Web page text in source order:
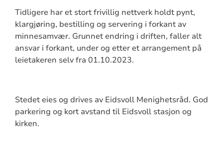
Tidligere har et stort frivillig nettverk holdt pynt,
klargjøring, bestilling og servering i forkant av
minnesamvær. Grunnet endring i driften, faller alt
ansvar i forkant, under og etter et arrangement på
leietakeren selv fra 01.10.2023.
Stedet eies og drives av Eidsvoll Menighetsråd. God
parkering og kort avstand til Eidsvoll stasjon og
kirken.